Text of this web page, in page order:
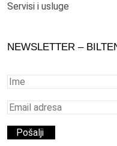
Servisi i usluge
NEWSLETTER –